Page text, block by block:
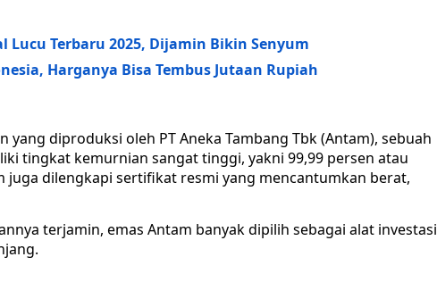
Lucu Terbaru 2025, Dijamin Bikin Senyum
Harganya Bisa Tembus Jutaan Rupiah
yang diproduksi oleh PT Aneka Tambang Tbk (Antam), sebuah
tingkat kemurnian sangat tinggi, yakni 99,99 persen atau
juga dilengkapi sertifikat resmi yang mencantumkan berat,
terjamin, emas Antam banyak dipilih sebagai alat investasi